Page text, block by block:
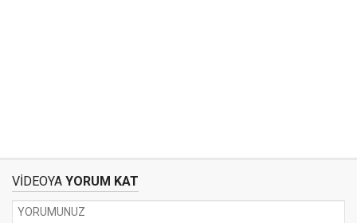
VİDEOYA YORUM KAT